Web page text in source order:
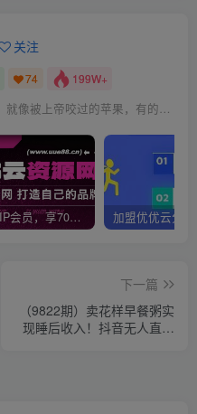
关注
74 199W+
加入VIP会员，享70%的推广提成，免费学习多种网上创业课程，菜鸟秒变大神！
下一篇
（9822期）卖花样早餐粥实
现睡后收入！抖音无人直播